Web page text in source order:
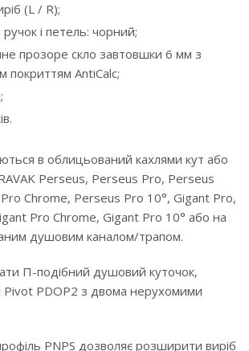
(L / R);
і петель: чорний;
прозоре скло завтовшки 6 мм з
покриттям AntiCalc;
в облицьований кахлями кут або
Perseus, Perseus Pro, Perseus
Chrome, Perseus Pro 10°, Gigant Pro,
Pro Chrome, Gigant Pro 10° або на
душовим каналом/трапом.
П-подібний душовий куточок,
Pivot PDOP2 з двома нерухомими
PNPS дозволяє розширити виріб